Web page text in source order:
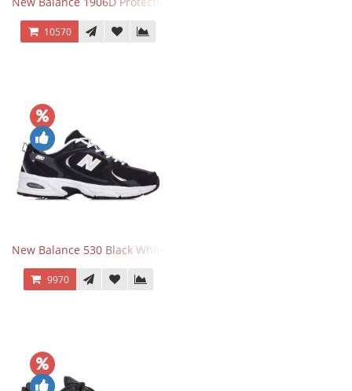
10570
New Balance 530 Black White Silver
9970